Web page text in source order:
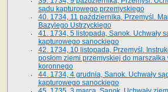
sądu kapturowego przemyskiego
40. 1734, 11 października, Przemyśl.
Bazylego Ustrzyckiego
41. 1734, 5 listopada, Sanok. Uchwały
kapturowego sanockiego
42. 1734, 10 listopada, Przemyśl.
posłom ziemi przemyskiej do marszałka
koronnego
44. 1734, 4 grudnia, Sanok. Uchwały
kapturowego sanockiego